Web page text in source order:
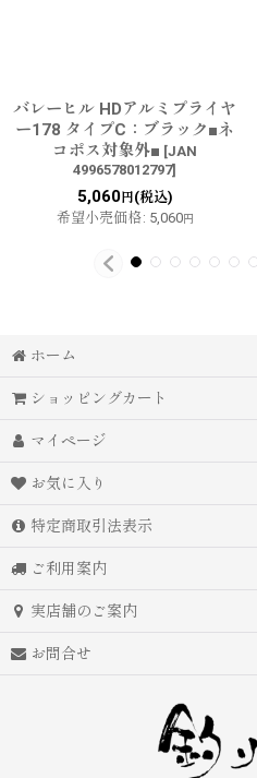
バレーヒル HDアルミプライヤ
ー178 タイプC：ブラック■ネ
コポス対象外■ [JAN
4996578012797]
5,060円(税込)
希望小売価格: 5,060円
ホーム
ショッピングカート
マイページ
お気に入り
特定商取引法表示
ご利用案内
実店舗のご案内
お問合せ